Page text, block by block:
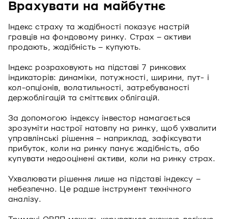
Врахувати на майбутнє
Індекс страху та жадібності показує настрій
гравців на фондовому ринку. Страх – активи
продають, жадібність – купують.
Індекс розраховують на підставі 7 ринкових
індикаторів: динаміки, потужності, ширини, пут- і
кол-опціонів, волатильності, затребуваності
держоблігацій та сміттєвих облігацій.
За допомогою індексу інвестор намагається
зрозуміти настрої натовпу на ринку, щоб ухвалити
управлінські рішення – наприклад, зафіксувати
прибуток, коли на ринку панує жадібність, або
купувати недооцінені активи, коли на ринку страх.
Ухвалювати рішення лише на підставі індексу –
небезпечно. Це радше інструмент технічного
аналізу.